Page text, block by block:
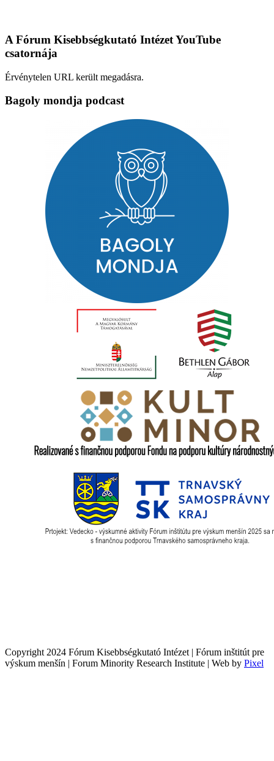
A Fórum Kisebbségkutató Intézet YouTube
csatornája
Érvénytelen URL került megadásra.
Bagoly mondja podcast
Copyright 2024 Fórum Kisebbségkutató Intézet | Fórum inštitút pre
výskum menšín | Forum Minority Research Institute | Web by Pixel